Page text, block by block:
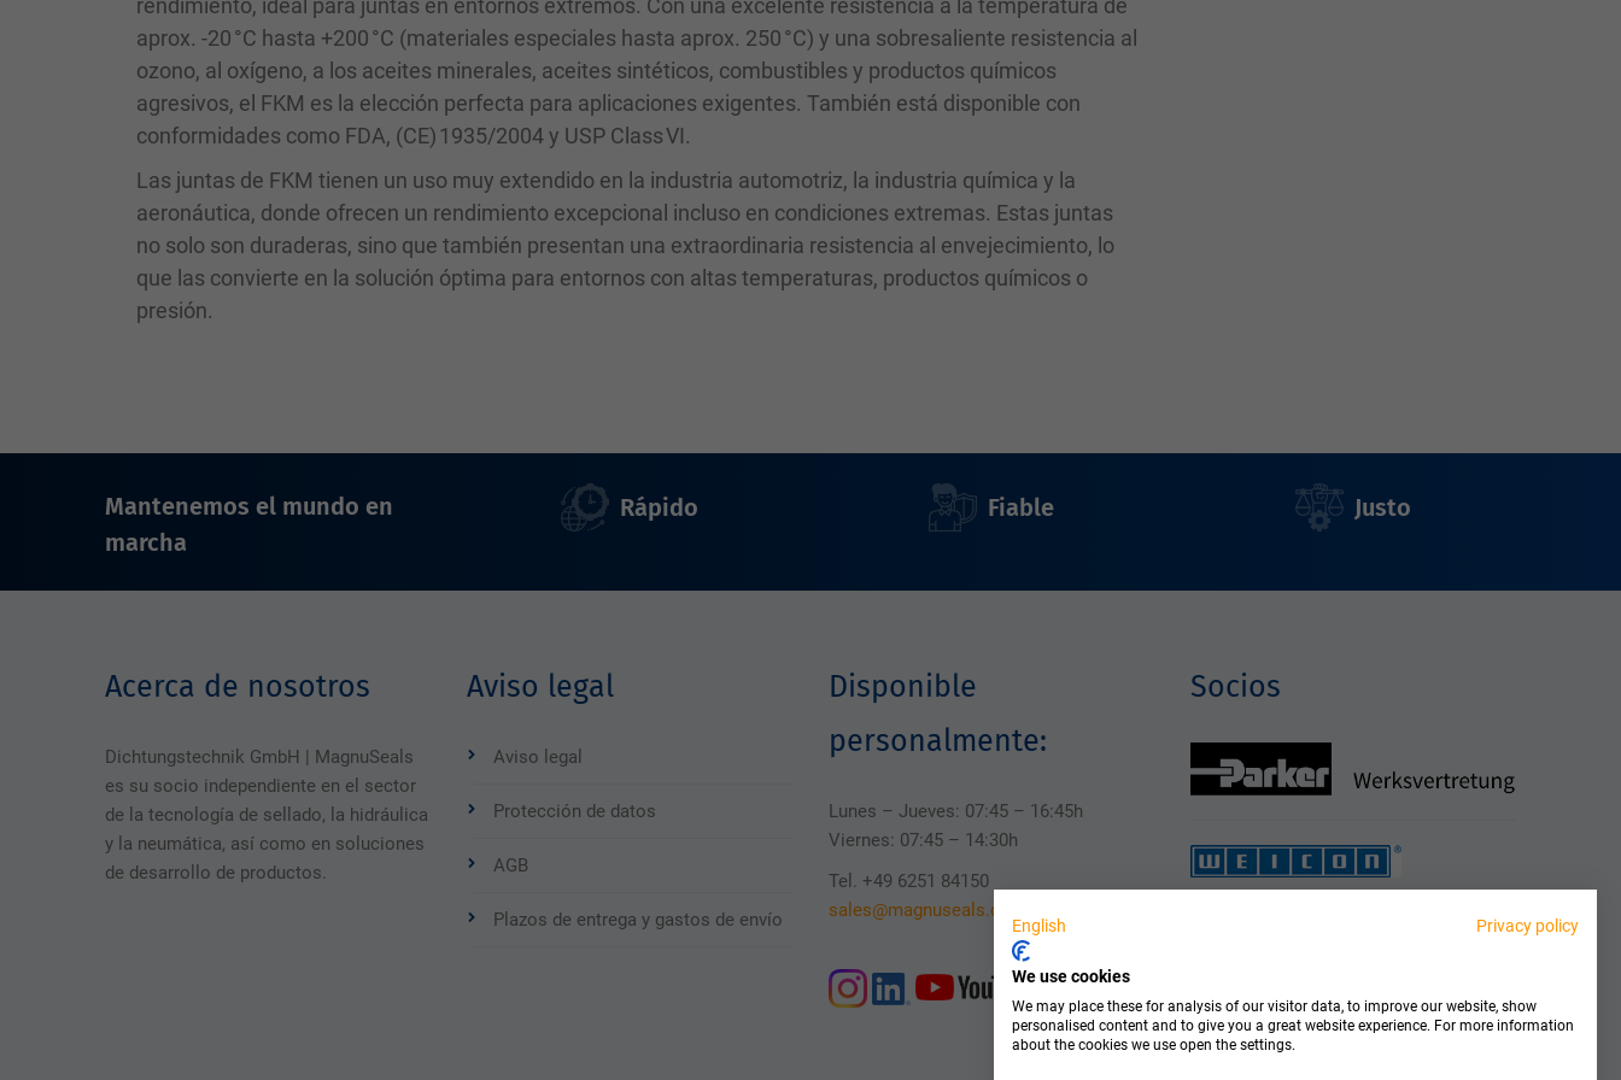
rendimiento, ideal para juntas en entornos extremos. Con una excelente resistencia a la temperatura de
aprox. -20 °C hasta +200 °C (materiales especiales hasta aprox. 250 °C) y una sobresaliente resistencia al
ozono, al oxígeno, a los aceites minerales, aceites sintéticos, combustibles y productos químicos
agresivos, el FKM es la elección perfecta para aplicaciones exigentes. También está disponible con
conformidades como FDA, (CE) 1935/2004 y USP Class VI.
Las juntas de FKM tienen un uso muy extendido en la industria automotriz, la industria química y la
aeronáutica, donde ofrecen un rendimiento excepcional incluso en condiciones extremas. Estas juntas
no solo son duraderas, sino que también presentan una extraordinaria resistencia al envejecimiento, lo
que las convierte en la solución óptima para entornos con altas temperaturas, productos químicos o
presión.
Mantenemos el mundo en
marcha
Rápido Fiable Justo
Acerca de nosotros
Dichtungstechnik GmbH | MagnuSeals
es su socio independiente en el sector
de la tecnología de sellado, la hidráulica
y la neumática, así como en soluciones
de desarrollo de productos.
Aviso legal
Aviso legal
Protección de datos
AGB
Plazos de entrega y gastos de envío
Disponible
personalmente:
Lunes – Jueves: 07:45 – 16:45h
Viernes: 07:45 – 14:30h
Tel. +49 6251 84150
sales@magnuseals.com
Socios
English Privacy policy
We use cookies
We may place these for analysis of our visitor data, to improve our website, show
personalised content and to give you a great website experience. For more information
about the cookies we use open the settings.